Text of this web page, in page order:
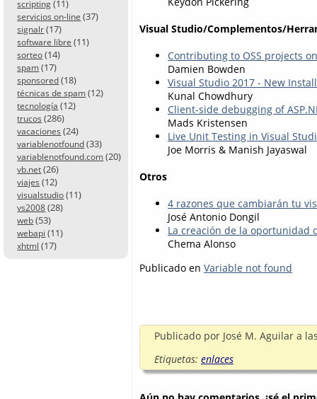
scripting (11)
servicios on-line (37)
signalr (17)
software libre (11)
sorteo (14)
spam (17)
sponsored (18)
técnicas de spam (12)
tecnología (12)
trucos (286)
vacaciones (24)
variablenotfound (33)
variablenotfound.com (20)
vb.net (26)
viajes (12)
visualstudio (11)
vs2008 (28)
web (53)
webapi (11)
xhtml (17)
Visual Studio/Complementos/
Contributing to OSS projects
Damien Bowden
Visual Studio 2017 - New
Kunal Chowdhury
Client-side debugging of
Mads Kristensen
Live Unit Testing in Visual
Joe Morris & Manish Jayaswal
Otros
4 razones que cambiarán tu
José Antonio Dongil
La creación de la
Chema Alonso
Publicado en Variable not found
Publicado por José M. Aguilar a
Etiquetas: enlaces